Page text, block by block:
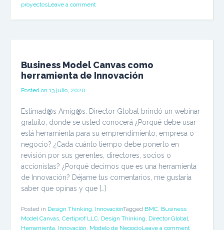
proyectosLeave a comment
Business Model Canvas como
herramienta de Innovación
Posted on13 julio, 2020
Estimad@s Amig@s: Director Global brindó un webinar
gratuito, donde se usted conocerá ¿Porqué debe usar
está herramienta para su emprendimiento, empresa o
negocio? ¿Cada cuánto tiempo debe ponerlo en
revisión por sus gerentes, directores, socios o
accionistas? ¿Porqué decimos que es una herramienta
de Innovación? Déjame tus comentarios, me gustaría
saber que opinas y que […]
Posted in Design Thinking InnovaciónTagged BMC Business
Model Canvas ,Certiprof LLC Design Thinking Director Global
Herramienta Innovación Modelo de NegocioLeave a comment